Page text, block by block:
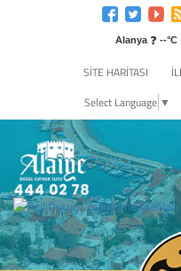
Alanya ❓ --°C
SİTE HARİTASI
Select Language ▼